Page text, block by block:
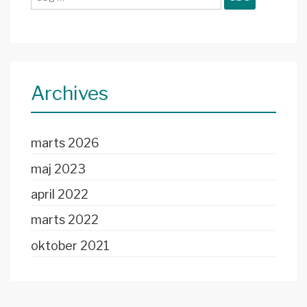
Archives
marts 2026
maj 2023
april 2022
marts 2022
oktober 2021